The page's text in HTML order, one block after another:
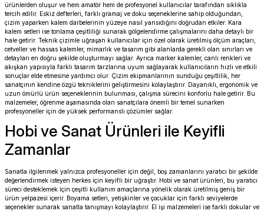
ürünlerden oluşur ve hem amatör hem de profesyonel kullanıcılar tarafından sıklıkla
tercih edilir. Eskiz defterleri, farklı gramaj ve doku seçeneklerine sahip olduğundan,
çizim yaparken kalem darbelerinin yüzeye nasıl yansıdığını doğrudan etkiler. Kara
kalem setleri ise tonlama çeşitliliği sunarak gölgelendirme çalışmalarını daha detaylı bir
hale getirir. Teknik çizimle uğraşan kullanıcılar için özel olarak üretilmiş ölçüm araçları,
cetveller ve hassas kalemler, mimarlık ve tasarım gibi alanlarda gerekli olan sınırları ve
detayları en doğru şekilde oluşturmayı sağlar. Ayrıca marker kalemler, canlı renkleri ve
akışkan yapısıyla farklı tasarım tarzlarına uyum sağlayarak kullanıcıların hızlı ve etkili
sonuçlar elde etmesine yardımcı olur. Çizim ekipmanlarının sunduğu çeşitlilik, her
sanatçının kendine özgü tekniklerini geliştirmesini kolaylaştırır. Dayanıklı, ergonomik ve
uzun ömürlü ürün seçeneklerinin bulunması, çalışma sürecini konforlu hale getirir. Bu
malzemeler, öğrenme aşamasında olan sanatçılara önemli bir temel sunarken
profesyoneller için de yüksek performanslı çözümler sağlar.
Hobi ve Sanat Ürünleri ile Keyifli
Zamanlar
Sanatla ilgilenmek yalnızca profesyoneller için değil, boş zamanlarını yaratıcı bir şekilde
değerlendirmek isteyen herkes için keyifli bir uğraştır. Hobi ve sanat ürünleri, bu yaratıcı
süreci desteklemek için çeşitli kullanım amaçlarına yönelik olarak üretilmiş geniş bir
ürün yelpazesi içerir. Boyama setleri, yetişkinler ve çocuklar için farklı seviyelerde
seçenekler sunarak sanatla tanışmayı kolaylaştırır. El işi malzemeleri ise farklı dokular ve